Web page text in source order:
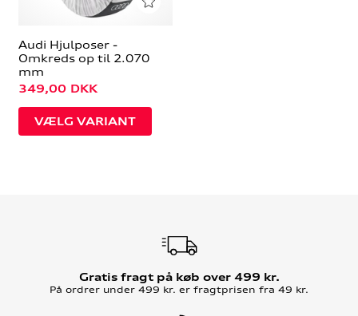
Audi Hjulposer -
Omkreds op til 2.070
mm
349,00 DKK
VÆLG VARIANT
Gratis fragt på køb over 499 kr.
På ordrer under 499 kr. er fragtprisen fra 49 kr.